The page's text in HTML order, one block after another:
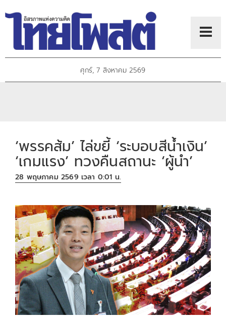
ศุกร์, 7 สิงหาคม 2569
‘พรรคส้ม’ ไล่ขยี้ ‘ระบอบสีน้ำเงิน’
‘เกมแรง’ ทวงคืนสถานะ ‘ผู้นำ’
28 พฤษภาคม 2569 เวลา 0:01 น.